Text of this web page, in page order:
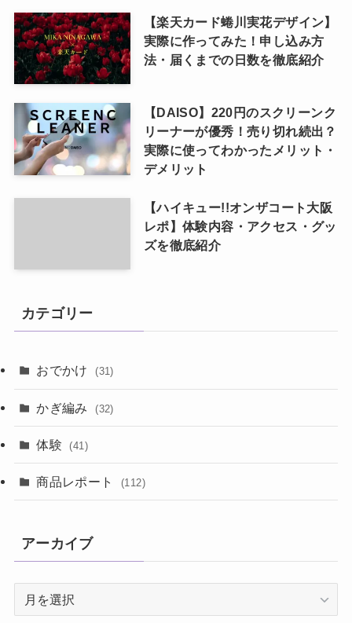
【楽天カード蜷川実花デザイン】
実際に作ってみた！申し込み方
法・届くまでの日数を徹底紹介
【DAISO】220円のスクリーンク
リーナーが優秀！売り切れ続出？
実際に使ってわかったメリット・
デメリット
【ハイキュー!!オンザコート大阪
レポ】体験内容・アクセス・グッ
ズを徹底紹介
カテゴリー
おでかけ (31)
かぎ編み (32)
体験 (41)
商品レポート (112)
アーカイブ